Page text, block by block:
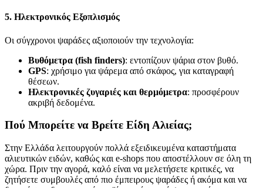
5. Ηλεκτρονικός Εξοπλισμός
Οι σύγχρονοι ψαράδες αξιοποιούν την τεχνολογία:
Βυθόμετρα (fish finders): εντοπίζουν ψάρια στον βυθό.
GPS: χρήσιμο για ψάρεμα από σκάφος, για καταγραφή
θέσεων.
Ηλεκτρονικές ζυγαριές και θερμόμετρα: προσφέρουν
ακριβή δεδομένα.
Πού Μπορείτε να Βρείτε Είδη Αλιείας;
Στην Ελλάδα λειτουργούν πολλά εξειδικευμένα καταστήματα
αλιευτικών ειδών, καθώς και e-shops που αποστέλλουν σε όλη τη
χώρα. Πριν την αγορά, καλό είναι να μελετήσετε κριτικές, να
ζητήσετε συμβουλές από πιο έμπειρους ψαράδες ή ακόμα και να